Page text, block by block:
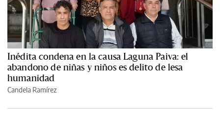
Inédita condena en la causa Laguna Paiva: el
abandono de niñas y niños es delito de lesa
humanidad
Candela Ramírez